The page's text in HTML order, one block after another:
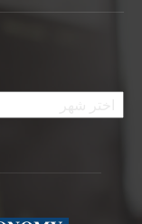
الأرشيف